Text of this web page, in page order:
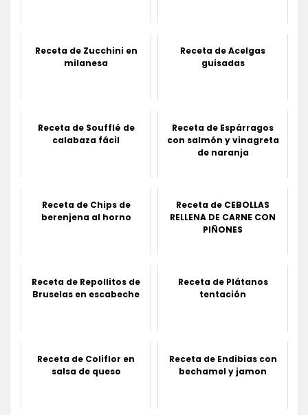
Receta de Zucchini en
milanesa
Receta de Acelgas
guisadas
Receta de Soufflé de
calabaza fácil
Receta de Espárragos
con salmón y vinagreta
de naranja
Receta de Chips de
berenjena al horno
Receta de CEBOLLAS
RELLENA DE CARNE CON
PIÑONES
Receta de Repollitos de
Bruselas en escabeche
Receta de Plátanos
tentación
Receta de Coliflor en
salsa de queso
Receta de Endibias con
bechamel y jamon